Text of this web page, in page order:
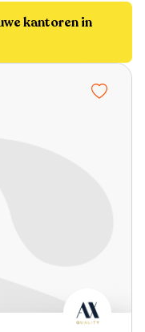
kantoren in